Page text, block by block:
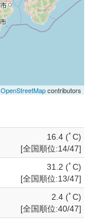
OpenStreetMapcontributors
16.4 (ﾟC)
[全国順位:14/47]
31.2 (ﾟC)
[全国順位:13/47]
2.4 (ﾟC)
[全国順位:40/47]